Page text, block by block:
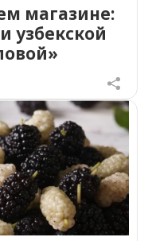
магазине:
узбекской